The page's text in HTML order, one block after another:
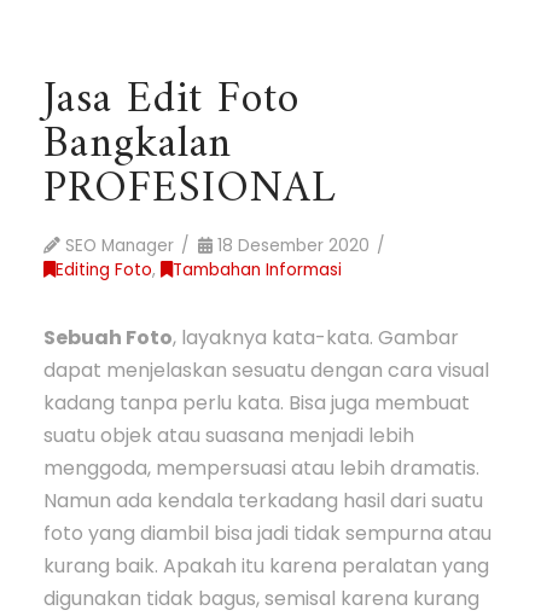
Jasa Edit Foto
Bangkalan
PROFESIONAL
SEO Manager
18 Desember 2020
Editing Foto, Tambahan Informasi
Sebuah Foto, layaknya kata-kata. Gambar
dapat menjelaskan sesuatu dengan cara visual
kadang tanpa perlu kata. Bisa juga membuat
suatu objek atau suasana menjadi lebih
menggoda, mempersuasi atau lebih dramatis.
Namun ada kendala terkadang hasil dari suatu
foto yang diambil bisa jadi tidak sempurna atau
kurang baik. Apakah itu karena peralatan yang
digunakan tidak bagus, semisal karena kurang